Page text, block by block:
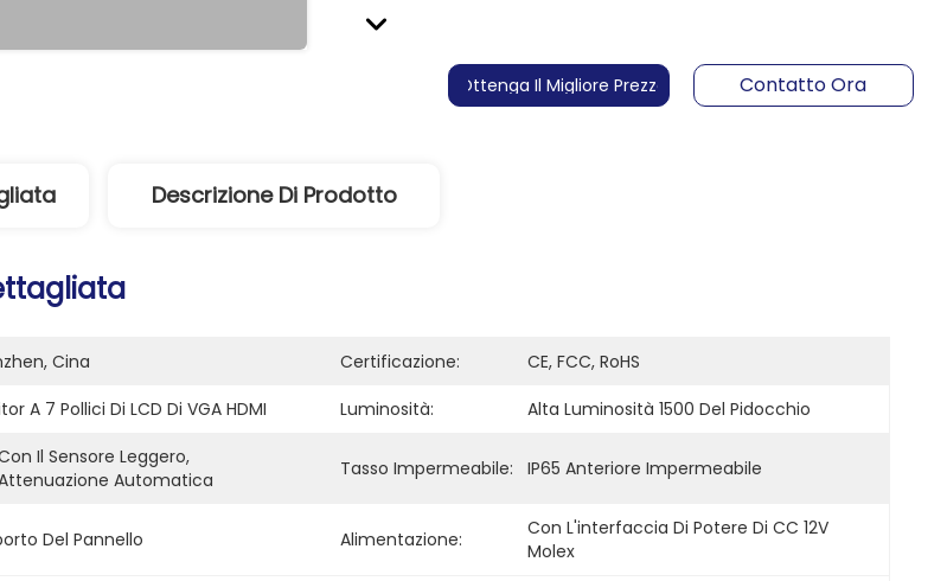
Ottenga Il Migliore Prezzo Contatto Ora
Descrizione Di Prodotto
Cina Certificazione:
CE, FCC, RoHS
A 7 Pollici Di LCD Di VGA HDMI Luminosità: Alta Luminosità 1500 Del Pidocchio
Il Sensore Leggero,
Automatica
Tasso Impermeabile: IP65 Anteriore Impermeabile
Del Pannello Alimentazione:
Con L'interfaccia Di Potere Di CC 12V
Molex